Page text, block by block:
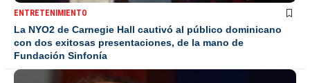
ENTRETENIMIENTO
La NYO2 de Carnegie Hall cautivó al público dominicano
con dos exitosas presentaciones, de la mano de
Fundación Sinfonía